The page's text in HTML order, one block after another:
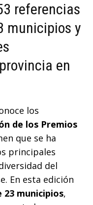
referencias
municipios y
en
los
de los Premios
que se ha
principales
del
En esta edición
23 municipios,